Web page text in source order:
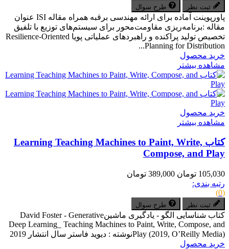
ثبت نظر طرح سوال
پاورپوینت آماده برای ارائه مهندسی برقبه همراه مقاله ISI عنوان
مقاله :برنامه‌ریزی مقاومت‌محور برای سیستم‌های توزیع با تلفیق
تخصیص تولید پراکنده و راهبردهای عملیاتی پویا Resilience-Oriented
Planning for Distribution...
خرید محصول
مشاهده بیشتر
خرید محصول
مشاهده بیشتر
کتاب Learning Teaching Machines to Paint, Write,
Compose, and Play
105,030 تومان
389,000 تومان
رتبه بندی:
(0)
ثبت نظر طرح سوال
کتاب شناسایی الگو - یادگیری ماشینDavid Foster - Generative
Deep Learning_ Teaching Machines to Paint, Write, Compose, and
Play (2019, O’Reilly Media)نوشته : دیوید فاستر سال انتشار 2019
خرید محصول